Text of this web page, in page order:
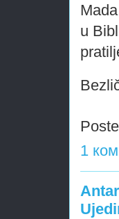
u
1